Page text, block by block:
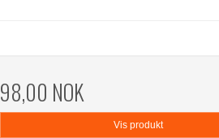
98,00 NOK
Vis produkt